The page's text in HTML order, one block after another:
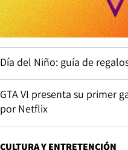
Día del Niño: guía de
GTA VI presenta su primer
por Netflix
CULTURA Y ENTRETENCIÓN